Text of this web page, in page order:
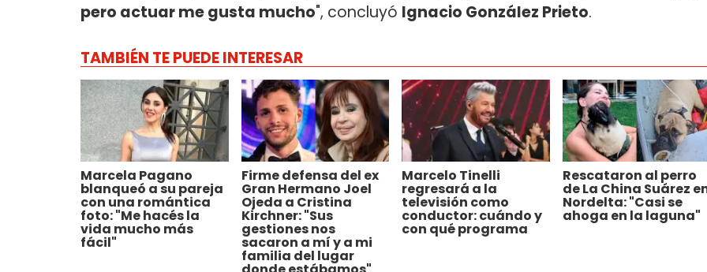
pero actuar me gusta mucho", concluyó Ignacio González Prieto.
TAMBIÉN TE PUEDE INTERESAR
Marcela Pagano
blanqueó a su pareja
con una romántica
foto: "Me hacés la
vida mucho más
fácil"
Firme defensa del ex
Gran Hermano Joel
Ojeda a Cristina
Kirchner: "Sus
gestiones nos
sacaron a mí y a mi
familia del lugar
Marcelo Tinelli
regresará a la
televisión como
conductor: cuándo y
con qué programa
Rescataron al perro
de La China Suárez
Nordelta: "Casi se
ahoga en la laguna"